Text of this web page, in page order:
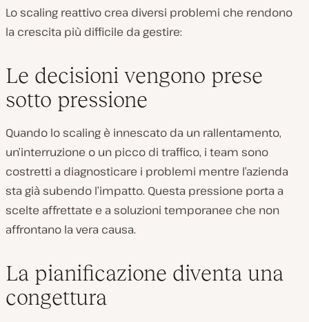
Lo scaling reattivo crea diversi problemi che rendono
la crescita più difficile da gestire:
Le decisioni vengono prese
sotto pressione
Quando lo scaling è innescato da un rallentamento,
un’interruzione o un picco di traffico, i team sono
costretti a diagnosticare i problemi mentre l’azienda
sta già subendo l’impatto. Questa pressione porta a
scelte affrettate e a soluzioni temporanee che non
affrontano la vera causa.
La pianificazione diventa una
congettura